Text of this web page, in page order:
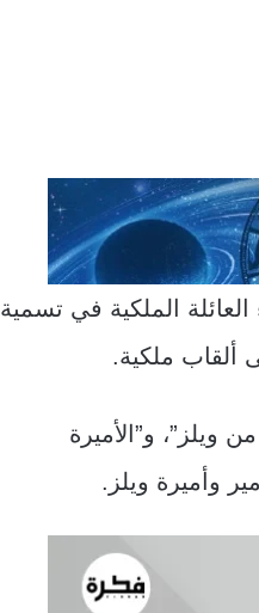
الملكية في تسمية
ألقاب ملكية.
ويلز”، و”الأميرة
وأميرة ويلز.